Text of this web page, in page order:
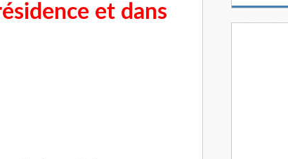
et dans